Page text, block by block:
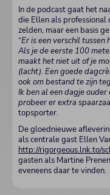
In de podcast gaat het
die Ellen als
zelden, maar een basis
“Er is een verschil tussen
Als je de eerste 100
maakt het niet uit of je
(lacht). Een goede
ook om bestand te zijn
Ik ben al een dagje
probeer er extra
topsporter.
De gloednieuwe
als centrale gast Ellen
http://rigorgeous.lnk.to/
gasten als Martine
eveneens daar te vinden.